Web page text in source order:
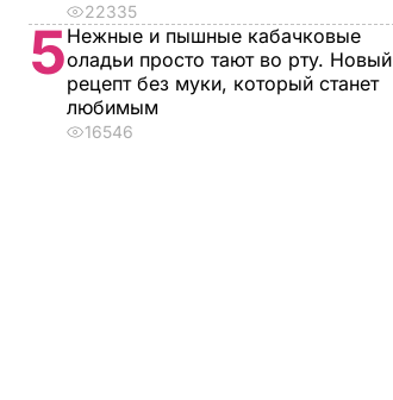
22335
5Нежные и пышные кабачковые
оладьи просто тают во рту. Новый
рецепт без муки, который станет
любимым
16546